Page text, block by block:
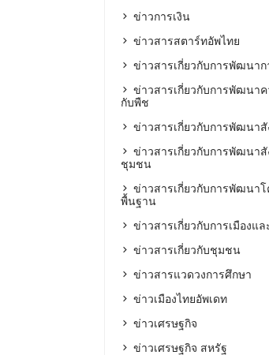
ข่าวการเงิน
ข่าวสารสตาร์ทอัพไทย
ข่าวสารเกี่ยวกับการพัฒนา
ข่าวสารเกี่ยวกับการพัฒนาค
กับพืช
ข่าวสารเกี่ยวกับการพัฒนา
ข่าวสารเกี่ยวกับการพัฒนา
ชุมชน
ข่าวสารเกี่ยวกับการพัฒนาโ
พื้นฐาน
ข่าวสารเกี่ยวกับการเมืองแล
ข่าวสารเกี่ยวกับชุมชน
ข่าวสารแวดวงการศึกษา
ข่าวเมืองไทยอัพเดท
ข่าวเศรษฐกิจ
ข่าวเศรษฐกิจ สหรัฐ